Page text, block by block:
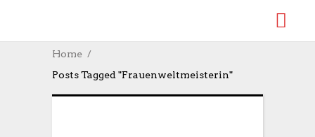
Home
Posts Tagged "Frauenweltmeisterin"